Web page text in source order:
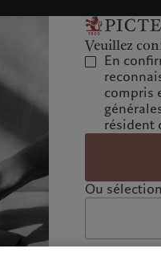
Veuillez
En
compris
résident
Ou